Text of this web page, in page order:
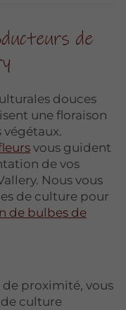
de
douces
une floraison
vous guident
de vos
Nous vous
de culture pour
de bulbes de
proximité, vous
culture